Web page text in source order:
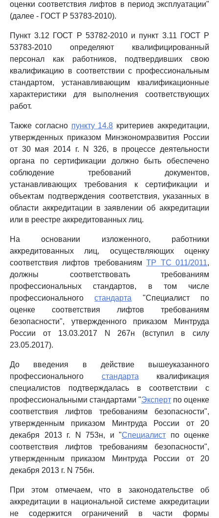
оценки соответствия лифтов в период эксплуатации"
(далее - ГОСТ Р 53783-2010).
Пункт 3.12 ГОСТ Р 53782-2010 и пункт 3.11 ГОСТ Р
53783-2010 определяют квалифицированный
персонал как работников, подтвердивших свою
квалификацию в соответствии с профессиональным
стандартом, устанавливающим квалификационные
характеристики для выполнения соответствующих
работ.
Также согласно пункту 14.8 критериев аккредитации,
утвержденных приказом Минэкономразвития России
от 30 мая 2014 г. N 326, в процессе деятельности
органа по сертификации должно быть обеспечено
соблюдение требований документов,
устанавливающих требования к сертификации и
объектам подтверждения соответствия, указанных в
области аккредитации в заявлении об аккредитации
или в реестре аккредитованных лиц.
На основании изложенного, работники
аккредитованных лиц, осуществляющих оценку
соответствия лифтов требованиямТР ТС 011/2011,
должны соответствовать требованиям
профессиональных стандартов, в том числе
профессиональногостандарта "Специалист по
оценке соответствия лифтов требованиям
безопасности", утвержденного приказом Минтруда
России от 13.03.2017 N 267н (вступил в силу
23.05.2017).
До введения в действие вышеуказанного
профессионального стандарта квалификация
специалистов подтверждалась в соответствии с
профессиональными стандартами "Эксперт по оценке
соответствия лифтов требованиям безопасности",
утвержденным приказом Минтруда России от 20
декабря 2013 г. N 753н, и "Специалист по оценке
соответствия лифтов требованиям безопасности",
утвержденным приказом Минтруда России от 20
декабря 2013 г. N 756н.
При этом отмечаем, что в законодательстве об
аккредитации в национальной системе аккредитации
не содержится ограничений в части формы